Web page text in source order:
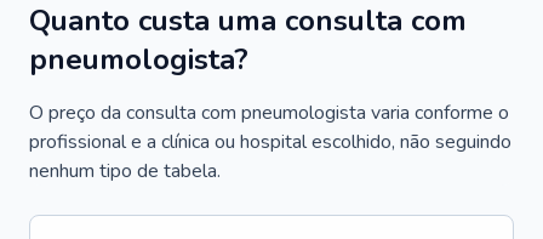
Quanto custa uma consulta com
pneumologista?
O preço da consulta com pneumologista varia conforme o
profissional e a clínica ou hospital escolhido, não seguindo
nenhum tipo de tabela.